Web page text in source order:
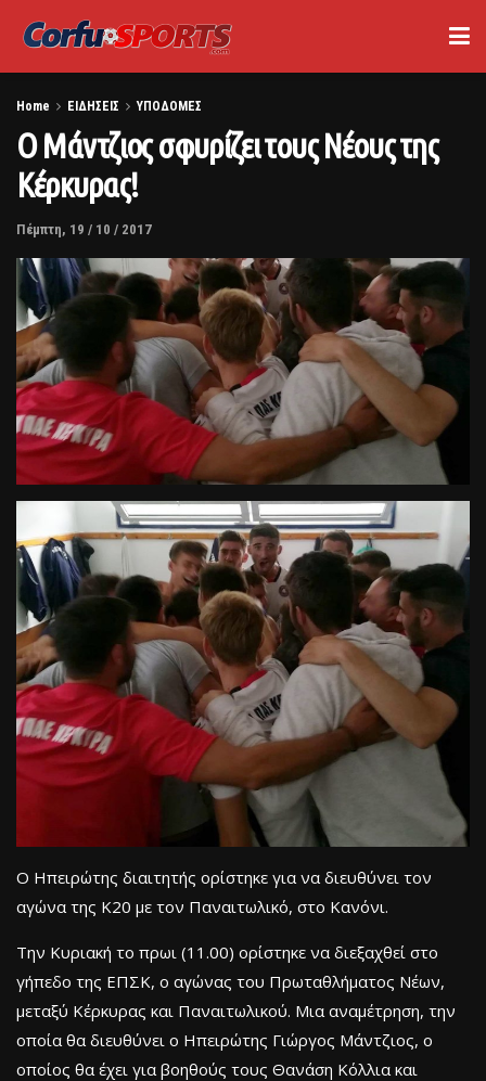
Home ΕΙΔΗΣΕΙΣ ΥΠΟΔΟΜΕΣ
Ο Μάντζιος σφυρίζει τους Νέους της
Κέρκυρας!
Πέμπτη, 19 / 10 / 2017
Ο Ηπειρώτης διαιτητής ορίστηκε για να διευθύνει τον
αγώνα της Κ20 με τον Παναιτωλικό, στο Κανόνι.
Την Κυριακή το πρωι (11.00) ορίστηκε να διεξαχθεί στο
γήπεδο της ΕΠΣΚ, ο αγώνας του Πρωταθλήματος Νέων,
μεταξύ Κέρκυρας και Παναιτωλικού. Μια αναμέτρηση, την
οποία θα διευθύνει ο Ηπειρώτης Γιώργος Μάντζιος, ο
οποίος θα έχει για βοηθούς τους Θανάση Κόλλια και